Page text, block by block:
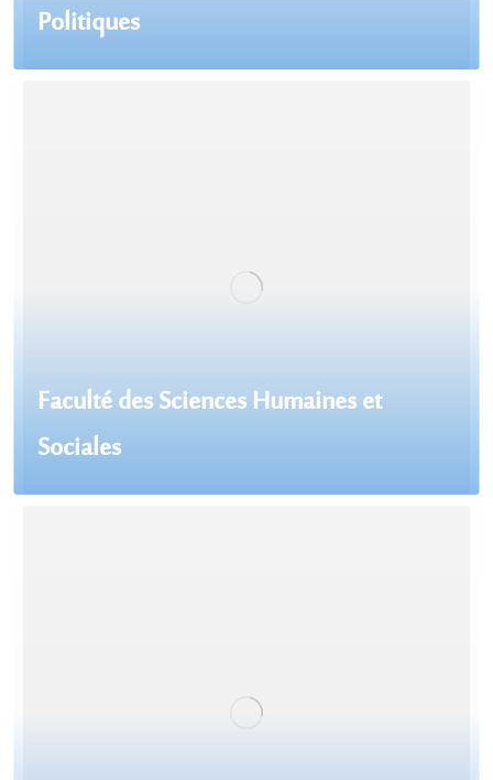
Politiques
Faculté des Sciences Humaines et
Sociales